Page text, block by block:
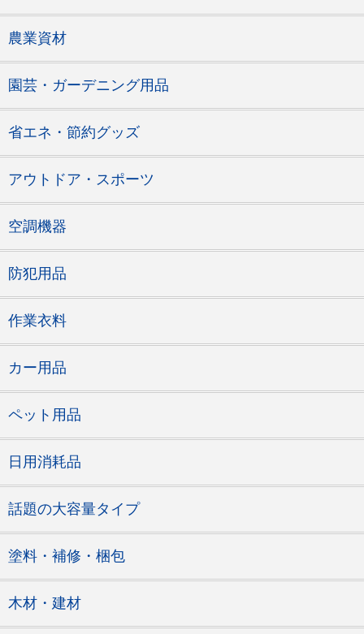
農業資材
園芸・ガーデニング用品
省エネ・節約グッズ
アウトドア・スポーツ
空調機器
防犯用品
作業衣料
カー用品
ペット用品
日用消耗品
話題の大容量タイプ
塗料・補修・梱包
木材・建材